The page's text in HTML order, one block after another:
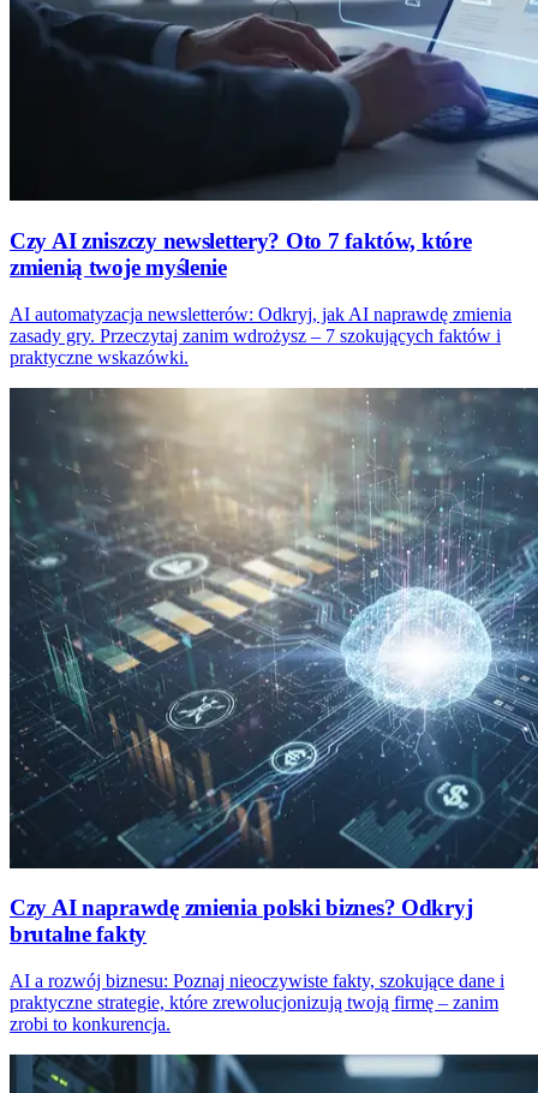
Czy AI zniszczy newslettery? Oto 7 faktów, które
zmienią twoje myślenie
AI automatyzacja newsletterów: Odkryj, jak AI naprawdę zmienia
zasady gry. Przeczytaj zanim wdrożysz – 7 szokujących faktów i
praktyczne wskazówki.
Czy AI naprawdę zmienia polski biznes? Odkryj
brutalne fakty
AI a rozwój biznesu: Poznaj nieoczywiste fakty, szokujące dane i
praktyczne strategie, które zrewolucjonizują twoją firmę – zanim
zrobi to konkurencja.